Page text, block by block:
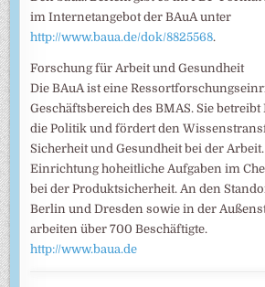
im Internetangebot der BAuA unter
http://www.baua.de/dok/8825568.
Forschung für Arbeit und Gesundheit
Die BAuA ist eine
Geschäftsbereich des BMAS. Sie
die Politik und fördert den
Sicherheit und Gesundheit bei der
Einrichtung hoheitliche Aufgaben im
bei der Produktsicherheit. An den
Berlin und Dresden sowie in der
arbeiten über 700 Beschäftigte.
http://www.baua.de